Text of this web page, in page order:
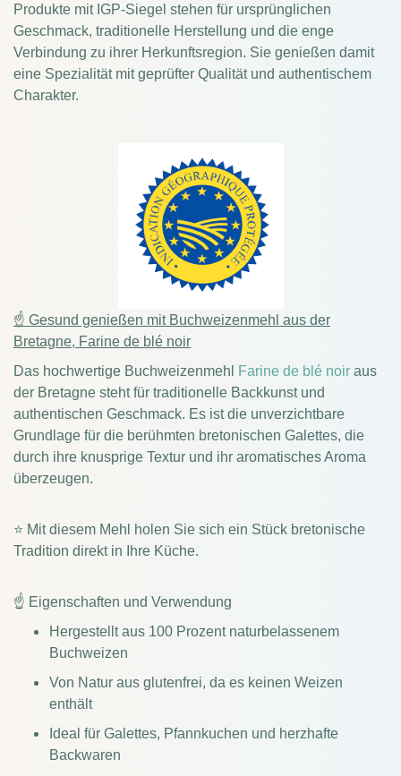
Produkte mit IGP-Siegel stehen für ursprünglichen
Geschmack, traditionelle Herstellung und die enge
Verbindung zu ihrer Herkunftsregion. Sie genießen damit
eine Spezialität mit geprüfter Qualität und authentischem
Charakter.
☝ Gesund genießen mit Buchweizenmehl aus der
Bretagne, Farine de blé noir
Das hochwertige Buchweizenmehl
Farine de blé noir aus
der Bretagne steht für traditionelle Backkunst und
authentischen Geschmack. Es ist die unverzichtbare
Grundlage für die berühmten bretonischen Galettes, die
durch ihre knusprige Textur und ihr aromatisches Aroma
überzeugen.
⭐ Mit diesem Mehl holen Sie sich ein Stück bretonische
Tradition direkt in Ihre Küche.
☝ Eigenschaften und Verwendung
Hergestellt aus 100 Prozent naturbelassenem
Buchweizen
Von Natur aus glutenfrei, da es keinen Weizen
enthält
Ideal für Galettes, Pfannkuchen und herzhafte
Backwaren